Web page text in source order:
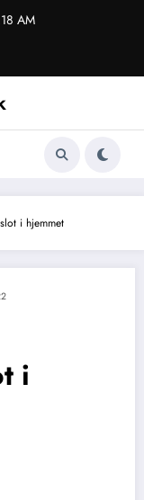
AM
i hjemmet
i